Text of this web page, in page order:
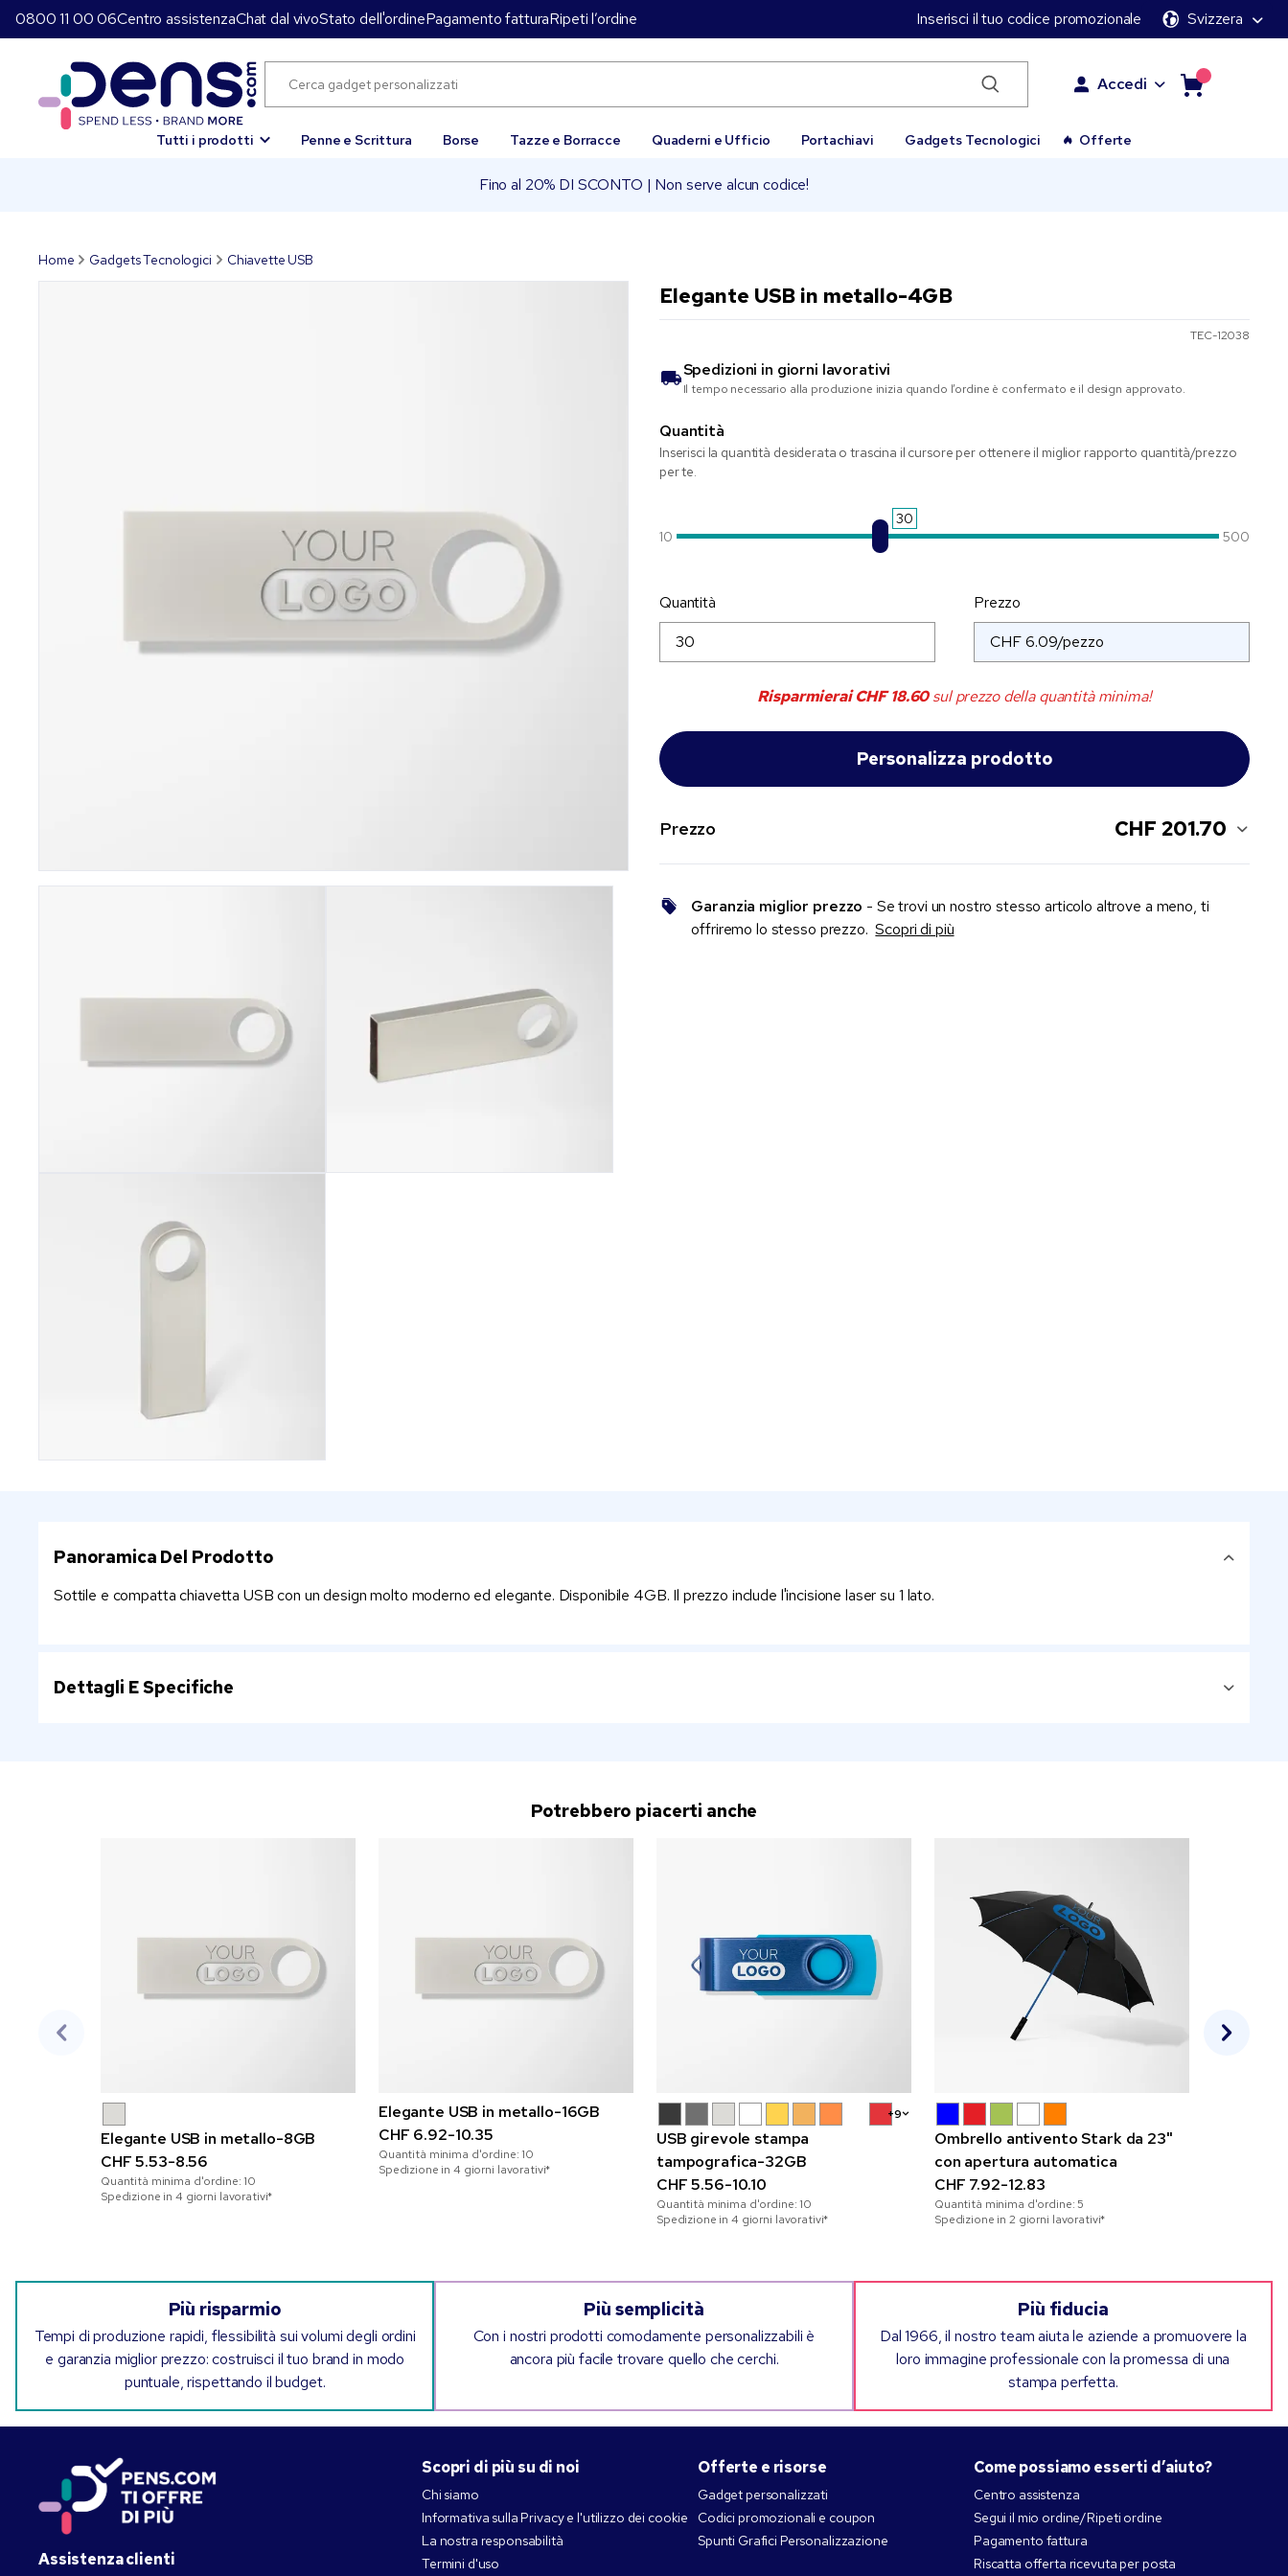
0800 11 00 06Centro assistenzaChat dal vivoStato dell'ordinePagamento fatturaRipeti l’ordine Inserisci il tuo codice promozionale Svizzera
Accedi
Tutti i prodotti Penne e Scrittura Borse Tazze e Borracce Quaderni e Ufficio Portachiavi Gadgets Tecnologici Offerte
Fino al 20% DI SCONTO | Non serve alcun codice!
Home Gadgets Tecnologici Chiavette USB
Elegante USB in metallo-4GB
TEC-12038
Spedizioni in giorni lavorativi
Il tempo necessario alla produzione inizia quando l’ordine è confermato e il design approvato.
Quantità
Inserisci la quantità desiderata o trascina il cursore per ottenere il miglior rapporto quantità/prezzo
per te.
30
10
500
Quantità Prezzo
RisparmieraiCHF 18.60sul prezzo della quantità minima!
Prezzo CHF 201.70
Garanzia miglior prezzo - Se trovi un nostro stesso articolo altrove a meno, ti
offriremo lo stesso prezzo.Scopri di più
Panoramica Del Prodotto
Sottile e compatta chiavetta USB con un design molto moderno ed elegante. Disponibile 4GB. Il prezzo include l'incisione laser su 1 lato.
Dettagli E Specifiche
Potrebbero piacerti anche
Elegante USB in metallo-8GB
CHF 5.53-8.56
Quantità minima d'ordine: 10
Spedizione in 4 giorni lavorativi*
Elegante USB in metallo-16GB
CHF 6.92-10.35
Quantità minima d'ordine: 10
Spedizione in 4 giorni lavorativi*
+9
USB girevole stampa
tampografica-32GB
CHF 5.56-10.10
Quantità minima d'ordine: 10
Spedizione in 4 giorni lavorativi*
Ombrello antivento Stark da 23"
con apertura automatica
CHF 7.92-12.83
Quantità minima d'ordine:5
Spedizione in 2 giorni lavorativi*
Più risparmio
Tempi di produzione rapidi, flessibilità sui volumi degli ordini
e garanzia miglior prezzo: costruisci il tuo brand in modo
puntuale, rispettando il budget.
Più semplicità
Con i nostri prodotti comodamente personalizzabili è
ancora più facile trovare quello che cerchi.
Più fiducia
Dal 1966, il nostro team aiuta le aziende a promuovere la
loro immagine professionale con la promessa di una
stampa perfetta.
Assistenza clienti
Scopri di più su di noi
Chi siamo
Informativa sulla Privacy e l'utilizzo dei cookie
La nostra responsabilità
Termini d'uso
Offerte e risorse
Gadget personalizzati
Codici promozionali e coupon
Spunti Grafici Personalizzazione
Come possiamo esserti d’aiuto?
Centro assistenza
Segui il mio ordine/Ripeti ordine
Pagamento fattura
Riscatta offerta ricevuta per posta